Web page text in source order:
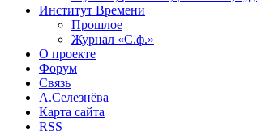
Институт Времени
Прошлое
Журнал «С.ф.»
О проекте
Форум
Связь
А.Селезнёва
Карта сайта
RSS